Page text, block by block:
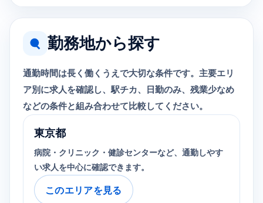
勤務地から探す
通勤時間は長く働くうえで大切な条件です。主要エリ
ア別に求人を確認し、駅チカ、日勤のみ、残業少なめ
などの条件と組み合わせて比較してください。
東京都
病院・クリニック・健診センターなど、通勤しやす
い求人を中心に確認できます。
このエリアを見る